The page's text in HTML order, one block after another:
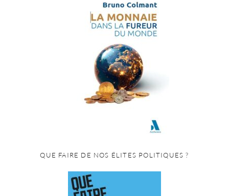
QUE FAIRE DE NOS ÉLITES POLITIQUES ?